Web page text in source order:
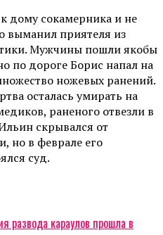
дому сокамерника и не
выманил приятеля из
Мужчины пошли якобы
по дороге Борис напал на
ножевых ранений.
осталась умирать на
раненого отвезли в
скрывался от
но в феврале его
суд.
развода караулов прошла в